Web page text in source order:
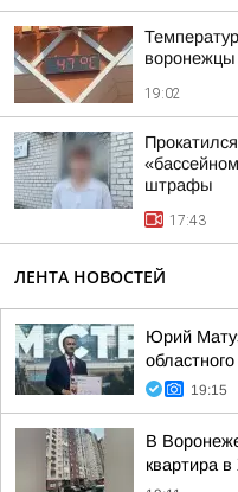
воронежцы
19:02
штрафы
17:43
ЛЕНТА НОВОСТЕЙ
Юрий
19:15
В
квартира